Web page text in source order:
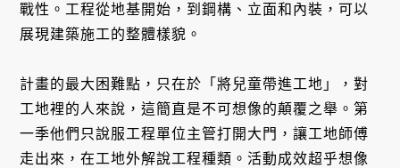
戰性。工程從地基開始，到鋼構、立面和內裝，可以
展現建築施工的整體樣貌。
計畫的最大困難點，只在於「將兒童帶進工地」，對
工地裡的人來說，這簡直是不可想像的顛覆之舉。第
一季他們只說服工程單位主管打開大門，讓工地師傅
走出來，在工地外解說工程種類。活動成效超乎想像